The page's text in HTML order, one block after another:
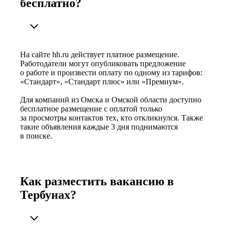
бесплатно?
На сайте hh.ru действует платное размещение.
Работодатели могут опубликовать предложение
о работе и произвести оплату по одному из тарифов:
«Стандарт», «Стандарт плюс» или «Премиум».
Для компаний из Омска и Омской области доступно
бесплатное размещение с оплатой только
за просмотры контактов тех, кто откликнулся. Также
такие объявления каждые 3 дня поднимаются
в поиске.
Как разместить вакансию в
Тербунах?